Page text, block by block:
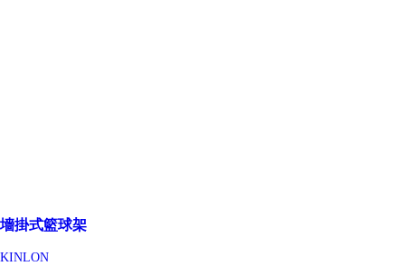
墻掛式籃球架
KINLON